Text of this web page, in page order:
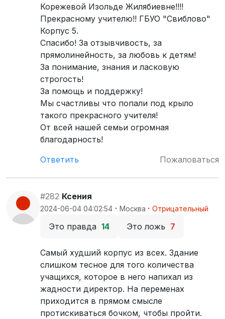
Корежевой Изольде Жилябиевне!!!!
Прекрасному учителю!! ГБУО "Свиблово"
Корпус 5.
Спасибо! За отзывчивость, за
прямолинейность, за любовь к детям!
За понимание, знания и ласковую
строгость!
За помощь и поддержку!
Мы счастливы что попали под крыло
такого прекрасного учителя!
От всей нашей семьи огромная
благодарность!
Ответить
Пожаловаться
#282 Ксения
2024-06-04 04:02:54 · Москва · Отрицательный
Это правда 14 Это ложь 7
Самый худший корпус из всех. Здание
слишком тесное для того количества
учащихся, которое в него напихал из
жадности директор. На переменах
приходится в прямом смысле
протискиваться бочком, чтобы пройти.